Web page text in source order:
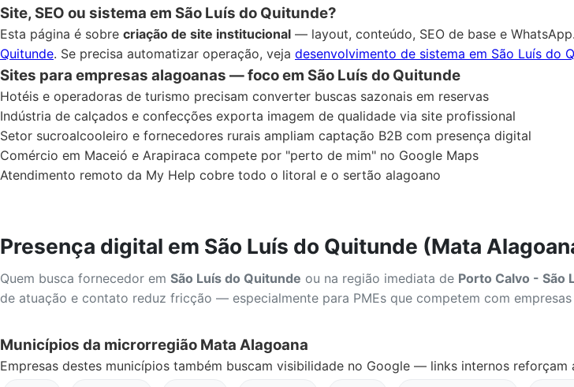
Site, SEO ou sistema em São Luís do Quitunde?
Esta página é sobre criação de site institucional — layout, conteúdo, SEO de base e
Quitunde. Se precisa automatizar operação, veja desenvolvimento de sistema em São Luís do
Sites para empresas alagoanas — foco em São Luís do Quitunde
Hotéis e operadoras de turismo precisam converter buscas sazonais em reservas
Indústria de calçados e confecções exporta imagem de qualidade via site profissional
Setor sucroalcooleiro e fornecedores rurais ampliam captação B2B com presença digital
Comércio em Maceió e Arapiraca compete por "perto de mim" no Google Maps
Atendimento remoto da My Help cobre todo o litoral e o sertão alagoano
Presença digital em São Luís do Quitunde (Mata
Quem busca fornecedor em São Luís do Quitunde ou na região imediata de Porto Calvo - São
de atuação e contato reduz fricção — especialmente para PMEs que competem com
Municípios da microrregião Mata Alagoana
Empresas destes municípios também buscam visibilidade no Google — links internos